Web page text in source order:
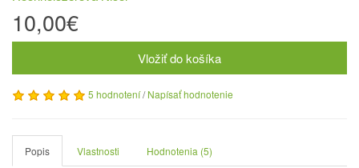
10,00€
Vložiť do košíka
5 hodnotení/Napísať hodnotenie
Popis Vlastnosti Hodnotenia (5)